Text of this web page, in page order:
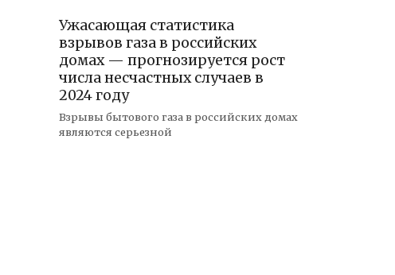
Ужасающая статистика
взрывов газа в российских
домах — прогнозируется рост
числа несчастных случаев в
2024 году
Взрывы бытового газа в российских домах
являются серьезной